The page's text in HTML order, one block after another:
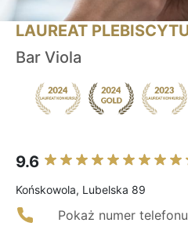
LAUREAT
Bar Viola
9.6
Końskowola, Lubelska 89
Pokaż numer telefonu